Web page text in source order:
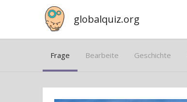
globalquiz.org
Frage Bearbeite Geschichte